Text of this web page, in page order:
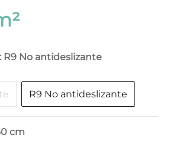
: R9 No antideslizante
R9 No antideslizante
cm